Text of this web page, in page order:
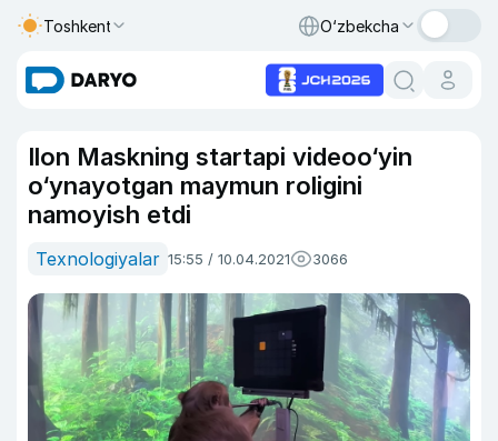
Toshkent O‘zbekcha
Ilon Maskning startapi videoo‘yin
o‘ynayotgan maymun roligini
namoyish etdi
Texnologiyalar 15:55 / 10.04.2021 3066